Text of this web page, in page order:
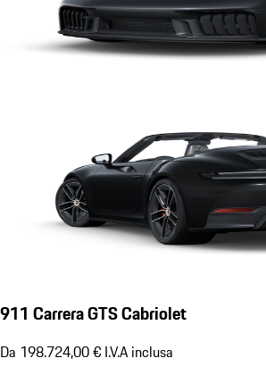
911 Carrera GTS Cabriolet
Da 198.724,00 € I.V.A inclusa